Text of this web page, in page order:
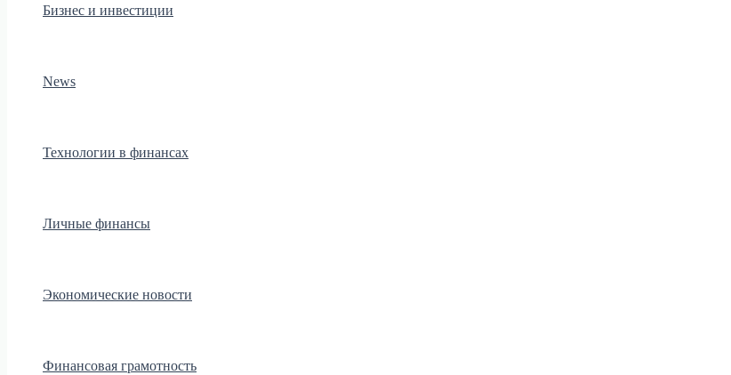
Бизнес и инвестиции
News
Технологии в финансах
Личные финансы
Экономические новости
Финансовая грамотность